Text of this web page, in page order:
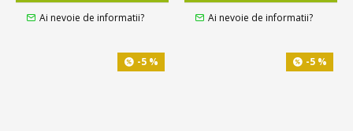
Ai nevoie de informatii? Ai nevoie de informatii?
-5 % -5 %